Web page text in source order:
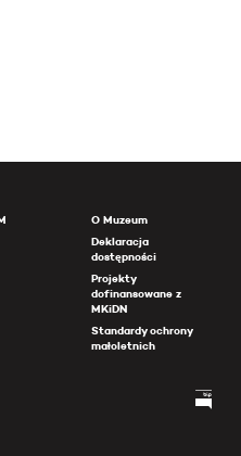
O Muzeum
Deklaracja
dostępności
Projekty
dofinansowane z
MKiDN
Standardy ochrony
małoletnich